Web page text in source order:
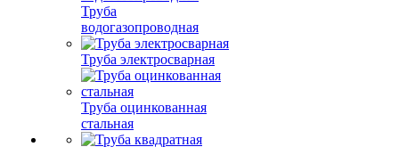
Труба
водогазопроводная
Труба электросварная
Труба оцинкованная
стальная